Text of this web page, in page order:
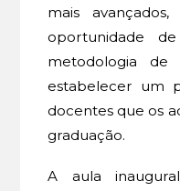
mais
oportunidade
metodologia de
estabelecer um
docentes que os
graduação.
A aula